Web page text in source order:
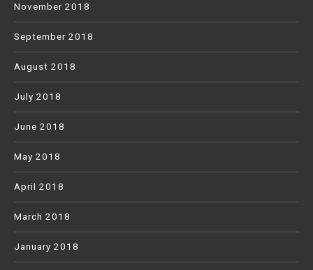
November 2018
September 2018
August 2018
July 2018
June 2018
May 2018
April 2018
March 2018
January 2018